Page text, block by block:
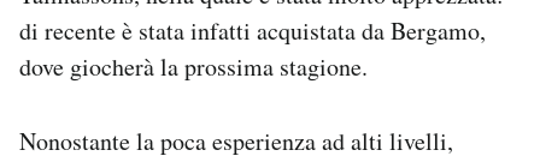
di recente è stata infatti acquistata da Bergamo,
dove giocherà la prossima stagione.
Nonostante la poca esperienza ad alti livelli,